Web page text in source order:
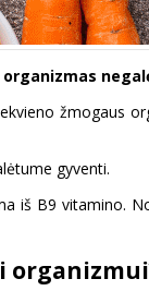
žmogaus
gyventi.
iš B9 vitamino.